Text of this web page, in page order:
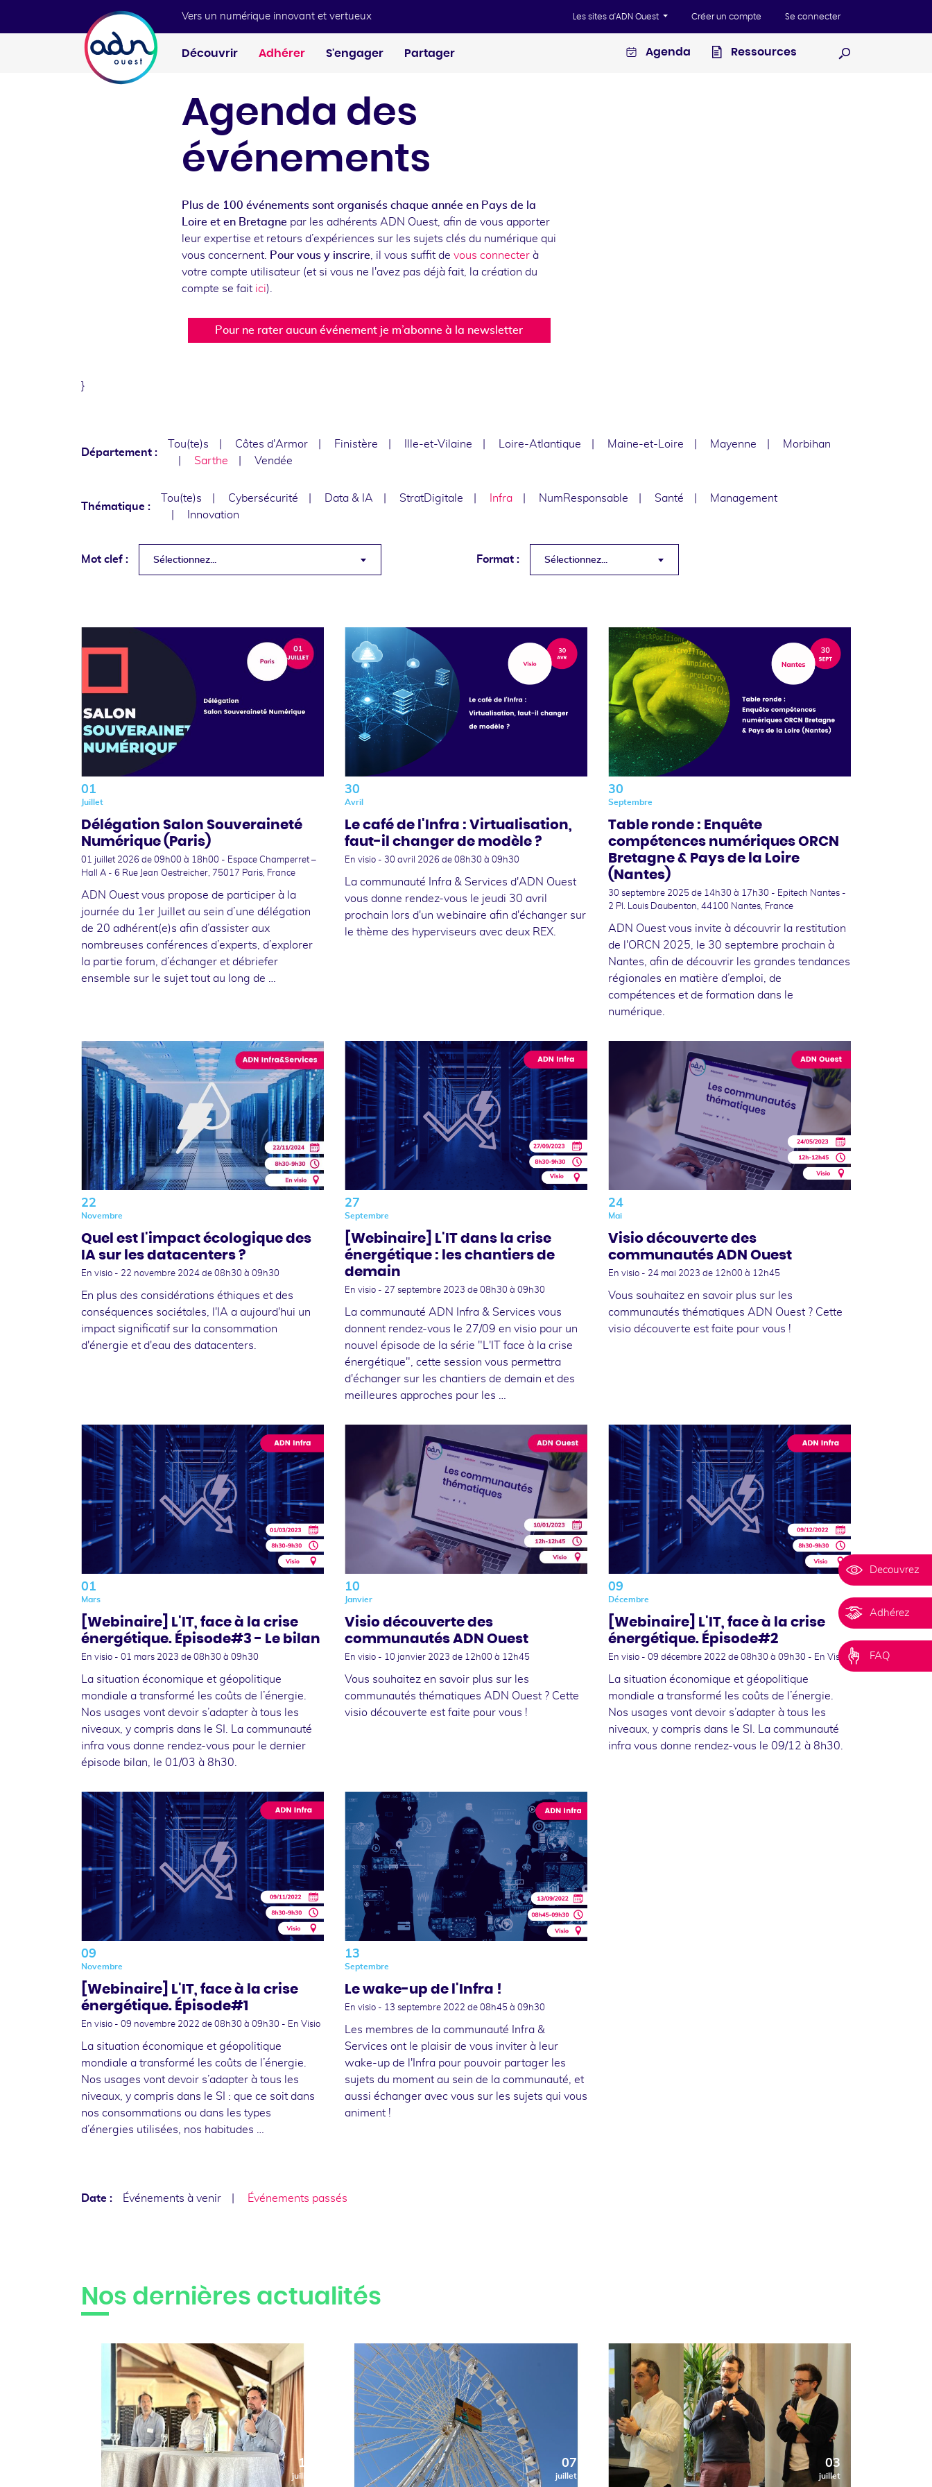
Vers un numérique innovant et vertueux Les sites d'ADN Ouest Créer un compte Se connecter
Découvrir Adhérer S'engager Partager Agenda
Ressources
Agenda des
événements
Plus de 100 événements sont organisés chaque année en Pays de la
Loire et en Bretagne par les adhérents ADN Ouest, afin de vous apporter
leur expertise et retours d’expériences sur les sujets clés du numérique qui
vous concernent. Pour vous y inscrire, il vous suffit de vous connecter à
votre compte utilisateur (et si vous ne l'avez pas déjà fait, la création du
compte se fait ici).
Pour ne rater aucun événement je m’abonne à la newsletter
}
Département :
Tou(te)s Côtes d'Armor Finistère Ille-et-Vilaine Loire-Atlantique Maine-et-Loire Mayenne
Morbihan
Sarthe
Vendée
Thématique :
Tou(te)s Cybersécurité Data & IA StratDigitale Infra NumResponsable Santé
Management
Innovation
Mot clef : Sélectionnez... Format : Sélectionnez...
01
Juillet
Délégation Salon Souveraineté
Numérique (Paris)
01 juillet 2026 de 09h00 à 18h00 - Espace Champerret –
Hall A - 6 Rue Jean Oestreicher, 75017 Paris, France
ADN Ouest vous propose de participer à la
journée du 1er Juillet au sein d’une délégation
de 20 adhérent(e)s afin d’assister aux
nombreuses conférences d’experts, d’explorer
la partie forum, d’échanger et débriefer
ensemble sur le sujet tout au long de …
30
Avril
Le café de l'Infra : Virtualisation,
faut-il changer de modèle ?
En visio - 30 avril 2026 de 08h30 à 09h30
La communauté Infra & Services d'ADN Ouest
vous donne rendez-vous le jeudi 30 avril
prochain lors d'un webinaire afin d'échanger sur
le thème des hyperviseurs avec deux REX.
30
Septembre
Table ronde : Enquête
compétences numériques ORCN
Bretagne & Pays de la Loire
(Nantes)
30 septembre 2025 de 14h30 à 17h30 - Epitech Nantes -
2 Pl. Louis Daubenton, 44100 Nantes, France
ADN Ouest vous invite à découvrir la restitution
de l'ORCN 2025, le 30 septembre prochain à
Nantes, afin de découvrir les grandes tendances
régionales en matière d’emploi, de
compétences et de formation dans le
numérique.
22
Novembre
Quel est l'impact écologique des
IA sur les datacenters ?
En visio - 22 novembre 2024 de 08h30 à 09h30
En plus des considérations éthiques et des
conséquences sociétales, l'IA a aujourd'hui un
impact significatif sur la consommation
d'énergie et d'eau des datacenters.
27
Septembre
[Webinaire] L'IT dans la crise
énergétique : les chantiers de
demain
En visio - 27 septembre 2023 de 08h30 à 09h30
La communauté ADN Infra & Services vous
donnent rendez-vous le 27/09 en visio pour un
nouvel épisode de la série "L'IT face à la crise
énergétique", cette session vous permettra
d'échanger sur les chantiers de demain et des
meilleures approches pour les …
24
Mai
Visio découverte des
communautés ADN Ouest
En visio - 24 mai 2023 de 12h00 à 12h45
Vous souhaitez en savoir plus sur les
communautés thématiques ADN Ouest ? Cette
visio découverte est faite pour vous !
01
Mars
[Webinaire] L'IT, face à la crise
énergétique. Épisode#3 - Le bilan
En visio - 01 mars 2023 de 08h30 à 09h30
La situation économique et géopolitique
mondiale a transformé les coûts de l’énergie.
Nos usages vont devoir s’adapter à tous les
niveaux, y compris dans le SI. La communauté
infra vous donne rendez-vous pour le dernier
épisode bilan, le 01/03 à 8h30.
10
Janvier
Visio découverte des
communautés ADN Ouest
En visio - 10 janvier 2023 de 12h00 à 12h45
Vous souhaitez en savoir plus sur les
communautés thématiques ADN Ouest ? Cette
visio découverte est faite pour vous !
09
Décembre
[Webinaire] L'IT, face à la crise
énergétique. Épisode#2
En visio - 09 décembre 2022 de 08h30 à 09h30 - En Visio
La situation économique et géopolitique
mondiale a transformé les coûts de l’énergie.
Nos usages vont devoir s’adapter à tous les
niveaux, y compris dans le SI. La communauté
infra vous donne rendez-vous le 09/12 à 8h30.
09
Novembre
[Webinaire] L'IT, face à la crise
énergétique. Épisode#1
En visio - 09 novembre 2022 de 08h30 à 09h30 - En Visio
La situation économique et géopolitique
mondiale a transformé les coûts de l’énergie.
Nos usages vont devoir s’adapter à tous les
niveaux, y compris dans le SI : que ce soit dans
nos consommations ou dans les types
d’énergies utilisées, nos habitudes …
13
Septembre
Le wake-up de l'Infra !
En visio - 13 septembre 2022 de 08h45 à 09h30
Les membres de la communauté Infra &
Services ont le plaisir de vous inviter à leur
wake-up de l'Infra pour pouvoir partager les
sujets du moment au sein de la communauté, et
aussi échanger avec vous sur les sujets qui vous
animent !
Date : Événements à venir Événements passés
Decouvrez
Adhérez
FAQ
Nos dernières actualités
10
juillet
07
juillet
03
juillet